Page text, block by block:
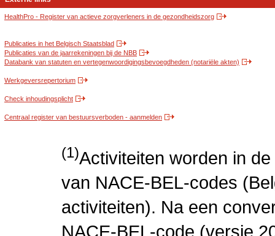
HealthPro - Register van actieve zorgverleners in de gezondheidszorg
Publicaties in het Belgisch Staatsblad
Publicaties van de jaarrekeningen bij de NBB
Databank van statuten en vertegenwoordigingsbevoegdheden (notariële akten)
Werkgeversrepertorium
Check inhoudingsplicht
Centraal register van bestuursverboden - aanmelden
(1)Activiteiten worden in
van NACE-BEL-codes
activiteiten). Na een
NACE-BEL-code (versie